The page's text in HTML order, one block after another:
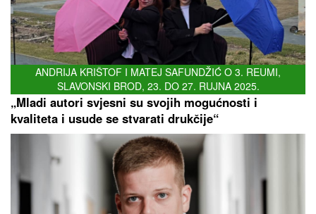
ANDRIJA KRIŠTOF I MATEJ SAFUNDŽIĆ O 3. REUMI,
SLAVONSKI BROD, 23. DO 27. RUJNA 2025.
„Mladi autori svjesni su svojih mogućnosti i
kvaliteta i usude se stvarati drukčije“